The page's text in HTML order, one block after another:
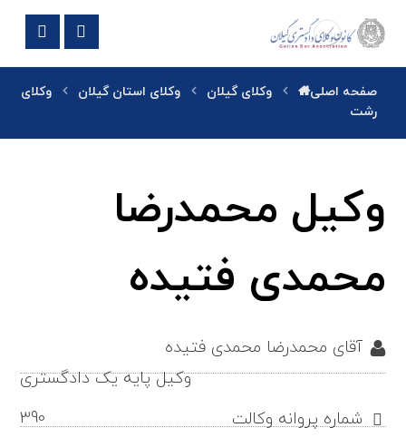
صفحه اصلی وکلای گیلان وکلای استان گیلان
وکلای
رشت
وکیل محمدرضا
محمدی فتیده
آقای محمدرضا محمدی فتیده
وکیل پایه یک دادگستری
شماره پروانه وکالت
390